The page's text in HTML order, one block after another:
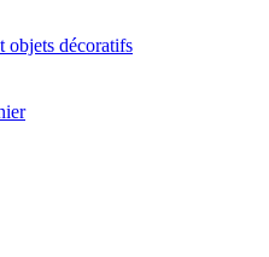
objets décoratifs